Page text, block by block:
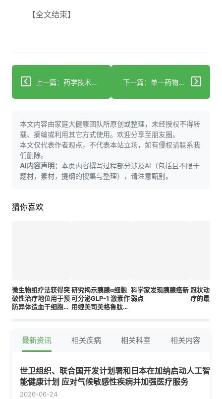
【全文结束】
上一篇：药学技术进步改善医疗服务 下一篇：单一药物首次证实"近乎通用"药物分子伴侣对罕见病的疗效
本文内容由家庭大健康团队所原创或整理，未经授权不得转
载、摘编或利用其它方式使用。欢迎分享至朋友圈。
本文仅代表作者观点，不代表本站立场，如有侵权请联系我
们删除。
AI内容声明： 本页内容撰写过程部分涉及AI（包括且不限于
题材，素材，提纲的搜集与整理），请注意甄别。
猜你喜欢
微生物组疗法获得突
破性治疗地位用于预
防异体造血干细胞移
研究揭示胰腺α细胞
可分泌GLP-1 激素作
用媲美司美格鲁肽类
科学家发现胰腺癌新
弱点
冠状动脉
疗的最新
最新资讯 相关疾病 相关科室 相关内容
世卫组织、联合国开发计划署和日本在加纳启动人工智
能健康计划 应对气候敏感性疾病并加强医疗服务
2026-06-24